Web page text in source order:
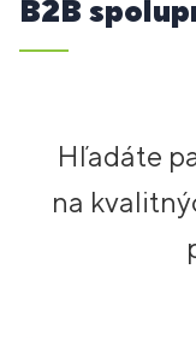
B2B
Hľadáte
na